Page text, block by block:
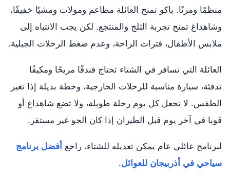
منظمًا ومرنًا. باكو تمنح العائلة مطاعم ومولات ومشيًا خفيفًا،
وشاهداغ تمنح تجربة الثلج والمنتجع. لكن يجب الانتباه إلى
ملابس الأطفال، فترات الراحة، وعدم ضغط الرحلات الجبلية.
العائلة التي تسافر في الشتاء تحتاج فندقًا مريحًا ومكيفًا
تدفئة، سيارة مناسبة للرحلات الخارجية، وخطة بديلة إذا تغير
الطقس. لا تجعل كل يوم رحلة طويلة، ولا تضع شاهداغ أو
قوبا في آخر يوم قبل الطيران إذا كان الجو غير مستقر.
لبرنامج عائلي عام يمكن تعديله للشتاء، راجع أفضل برنامج
سياحي في أذربيجان للعوائل.